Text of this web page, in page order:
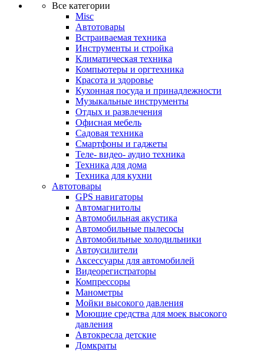
Все категории
Misc
Автотовары
Встраиваемая техника
Инструменты и стройка
Климатическая техника
Компьютеры и оргтехника
Красота и здоровье
Кухонная посуда и принадлежности
Музыкальные инструменты
Отдых и развлечения
Офисная мебель
Садовая техника
Смартфоны и гаджеты
Теле- видео- аудио техника
Техника для дома
Техника для кухни
Автотовары
GPS навигаторы
Автомагнитолы
Автомобильная акустика
Автомобильные пылесосы
Автомобильные холодильники
Автоусилители
Аксессуары для автомобилей
Видеорегистраторы
Компрессоры
Манометры
Мойки высокого давления
Моющие средства для моек высокого
давления
Автокресла детские
Домкраты